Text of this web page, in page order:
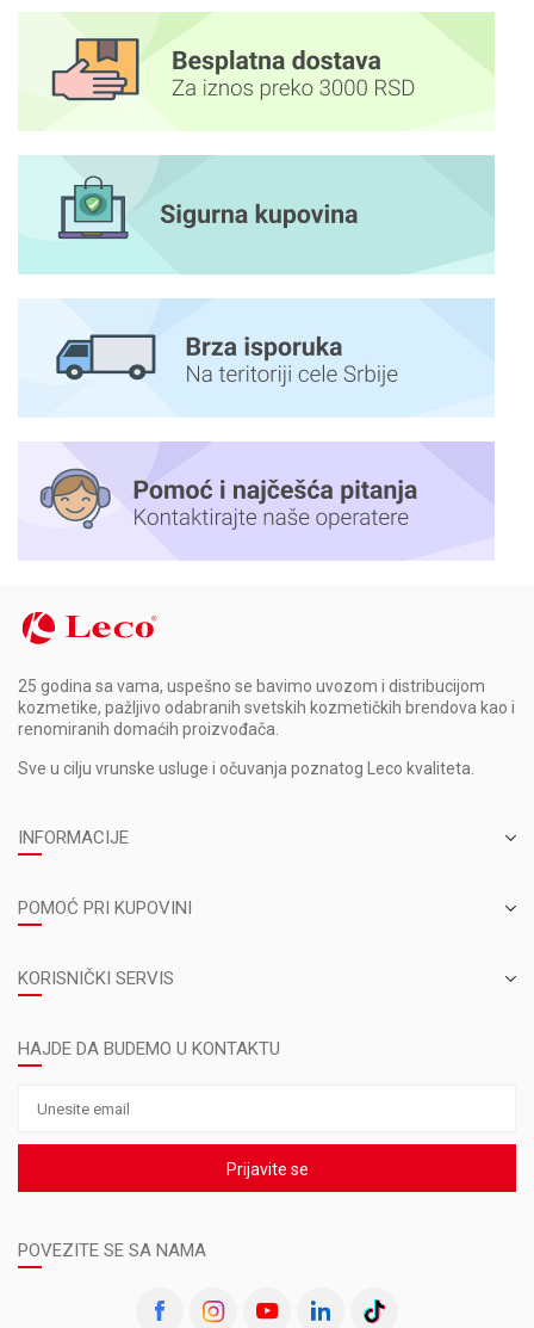
25 godina sa vama, uspešno se bavimo uvozom i distribucijom
kozmetike, pažljivo odabranih svetskih kozmetičkih brendova kao i
renomiranih domaćih proizvođača.
Sve u cilju vrunske usluge i očuvanja poznatog Leco kvaliteta.
INFORMACIJE
POMOĆ PRI KUPOVINI
KORISNIČKI SERVIS
HAJDE DA BUDEMO U KONTAKTU
Prijavite se
POVEZITE SE SA NAMA